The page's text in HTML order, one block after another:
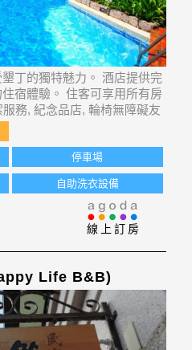
丁的獨特魅力。 酒店提供完
宿體驗。 住客可享用所有房
務, 紀念品店, 輪椅無障礙友
。
停車場
自助洗衣設備
線上訂房
Life B&B)